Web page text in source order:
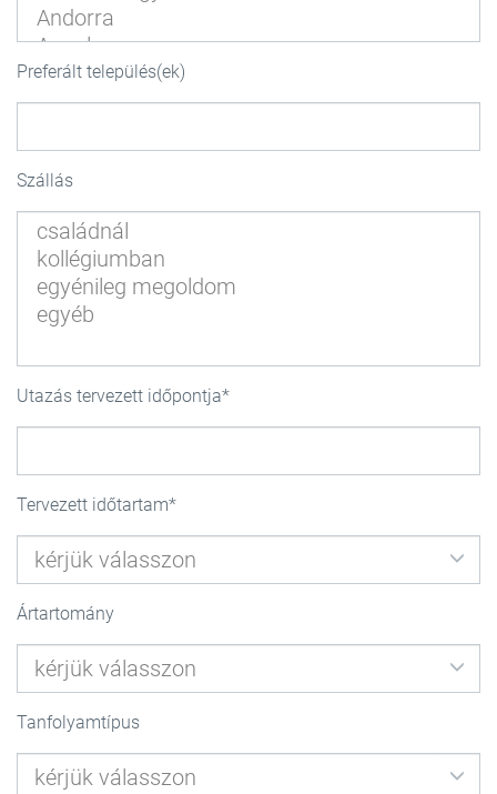
Preferált település(ek)
Szállás
Utazás tervezett időpontja
Tervezett időtartam
Ártartomány
Tanfolyamtípus